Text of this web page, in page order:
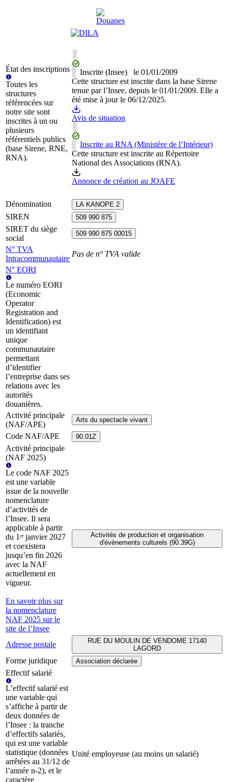
État des inscriptions
Toutes les
structures
référencées sur
notre site sont
inscrites à un ou
plusieurs
référentiels publics
(base Sirene, RNE,
RNA).
Inscrite (Insee) le 01/01/2009
Cette structure est inscrite dans la base Sirene
tenue par l’Insee, depuis le 01/01/2009. Elle a
été mise à jour le 06/12/2025.
Avis de situation
Inscrite au RNA (Ministère de l’Intérieur)
Cette structure est inscrite au Répertoire
National des Associations (RNA).
Annonce de création au JOAFE
Dénomination LA KANOPE 2
SIREN 509 990 875
SIRET du siège
social
509 990 875 00015
N° TVA
Intracommunautaire
Pas de n° TVA valide
N° EORI
Le numéro EORI
(Economic
Operator
Registration and
Identification) est
un identifiant
unique
communautaire
permettant
d’identifier
l’entreprise dans ses
relations avec les
autorités
douanières.
Activité principale
(NAF/APE)
Arts du spectacle vivant
Code NAF/APE 90.01Z
Activité principale
(NAF 2025)
Le code NAF 2025
est une variable
issue de la nouvelle
nomenclature
d’activités de
l’Insee. Il sera
applicable à partir
du 1ᵉʳ janvier 2027
et coexistera
jusqu’en fin 2026
avec la NAF
actuellement en
vigueur.
En savoir plus sur
la nomenclature
NAF 2025 sur le
site de l’Insee
Activités de production et organisation
d'évènements culturels (90.39G)
Adresse postale
RUE DU MOULIN DE VENDOME 17140
LAGORD
Forme juridique Association déclarée
Effectif salarié
L’effectif salarié est
une variable qui
s’affiche à partir de
deux données de
l’Insee : la tranche
d’effectifs salariés,
qui est une variable
statistique (données
arrêtées au 31/12 de
l’année n-2), et le
caractère
Unité employeuse (au moins un salarié)